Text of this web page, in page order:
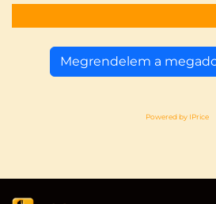
Powered by IPrice